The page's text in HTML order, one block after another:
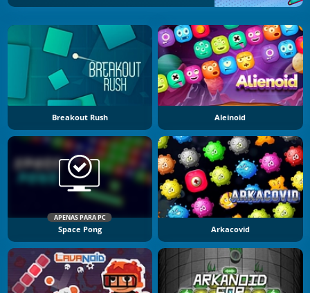
Breakout Rush Aleinoid
APENAS PARA PC
Space Pong Arkacovid